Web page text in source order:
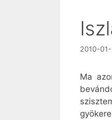
2010-01-
Ma